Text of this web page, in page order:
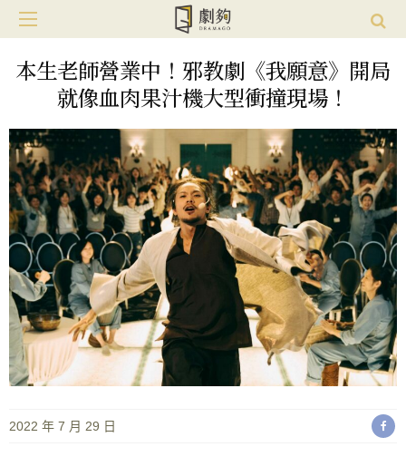
本生老師營業中！邪教劇《我願意》開局
就像血肉果汁機大型衝撞現場！
2022 年 7 月 29 日